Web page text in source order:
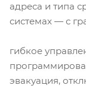
адреса и типа
системах — с
гибкое
эвакуация,